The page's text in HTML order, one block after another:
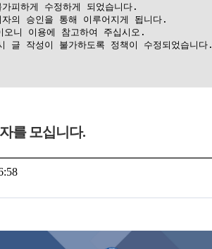
피하게 수정하게 되었습니다.
의 승인을 통해 이루어지게 됩니다.
니 이용에 참고하여 주십시오.
글 작성이 불가하도록 정책이 수정되었습니다.
를 모십니다.